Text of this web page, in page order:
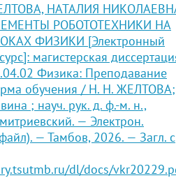
НАТАЛИЯ
РОБОТОТЕХНИКИ НА
ФИЗИКИ [Электронный
магистерская
Физика: Преподавание
обучения / Н. Н. ЖЕЛТОВА;
; науч. рук. д. ф.-м. н.,
— Электрон.
— Тамбов, 2026. — Загл. с
dl/docs/